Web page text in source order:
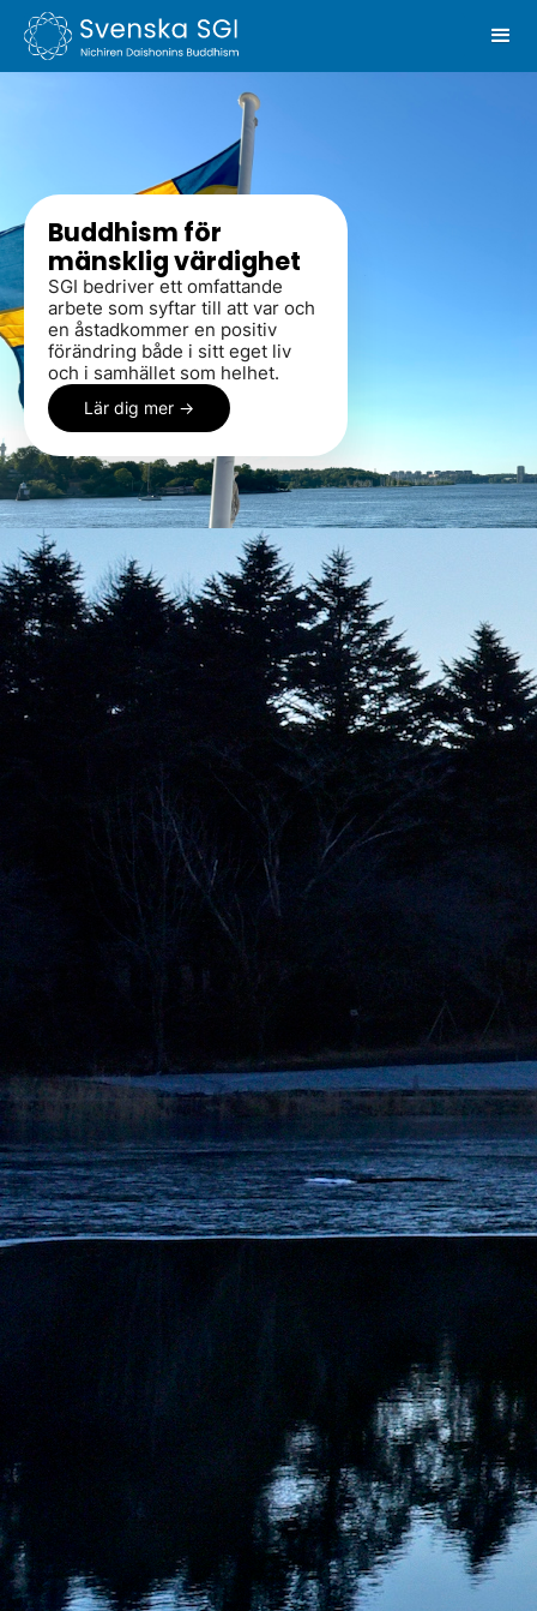
Buddhism för
mänsklig värdighet
SGI bedriver ett omfattande
arbete som syftar till att var och
en åstadkommer en positiv
förändring både i sitt eget liv
och i samhället som helhet.
Lär dig mer ->